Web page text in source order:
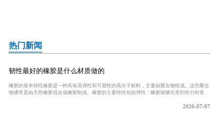
热门新闻
韧性最好的橡胶是什么材质做的
橡胶的基本特性橡胶是一种具有高弹性和可塑性的高分子材料，主要由聚合物组成。这些聚合
物通常是由天然橡胶或合成橡胶制成。橡胶的主要特性包括弹性：橡胶能够在受到外力时发
2026-07-07